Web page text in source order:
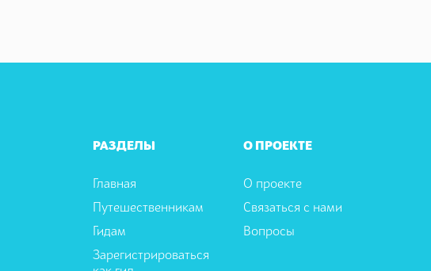
РАЗДЕЛЫ
Главная
Путешественникам
Гидам
Зарегистрироваться
О ПРОЕКТЕ
О проекте
Связаться с нами
Вопросы